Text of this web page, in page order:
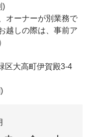
)
ーナーが別業務で
越しの際は、事前ア
区大高町伊賀殿3-4